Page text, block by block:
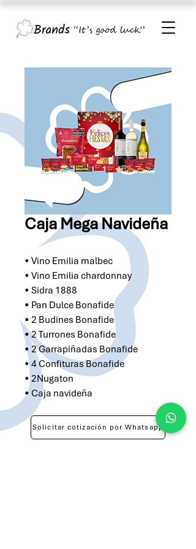
Caja Mega Navideña
• Vino Emilia malbec
• Vino Emilia chardonnay
• Sidra 1888
• Pan Dulce Bonafide
• 2 Budines Bonafide
• 2 Turrones Bonafide
• 2 Garrapiñadas Bonafide
• 4 Confituras Bonafide
• 2Nugaton
• Caja navideña
Solicitar cotización por Whatsapp